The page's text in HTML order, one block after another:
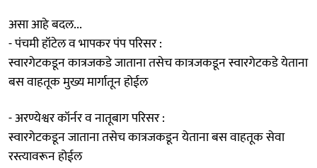
असा आहे बदल...
- पंचमी हॉटेल व भापकर पंप परिसर :
स्वारगेटकडून कात्रजकडे जाताना तसेच कात्रजकडून स्वारगेटकडे येताना
बस वाहतूक मुख्य मार्गातून होईल
- अरण्येश्वर कॉर्नर व नातूबाग परिसर :
स्वारगेटकडून जाताना तसेच कात्रजकडून येताना बस वाहतूक सेवा
रस्त्यावरून होईल